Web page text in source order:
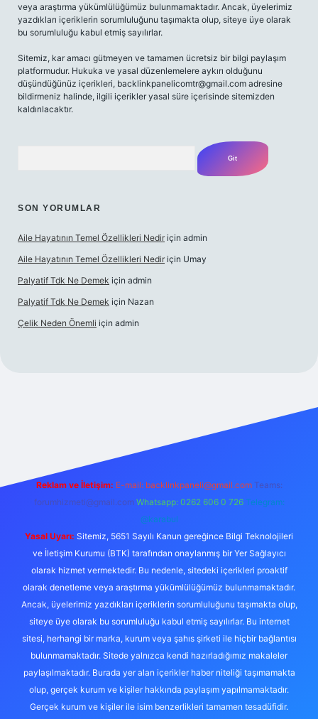
veya araştırma yükümlülüğümüz bulunmamaktadır. Ancak, üyelerimiz
yazdıkları içeriklerin sorumluluğunu taşımakta olup, siteye üye olarak
bu sorumluluğu kabul etmiş sayılırlar.
Sitemiz, kar amacı gütmeyen ve tamamen ücretsiz bir bilgi paylaşım
platformudur. Hukuka ve yasal düzenlemelere aykırı olduğunu
düşündüğünüz içerikleri, backlinkpanelicomtr@gmail.com adresine
bildirmeniz halinde, ilgili içerikler yasal süre içerisinde sitemizden
kaldırılacaktır.
SON YORUMLAR
Aile Hayatının Temel Özellikleri Nedir için admin
Aile Hayatının Temel Özellikleri Nedir için Umay
Palyatif Tdk Ne Demek için admin
Palyatif Tdk Ne Demek için Nazan
Çelik Neden Önemli için admin
Reklam ve İletişim: E-mail: backlinkpaneli@gmail.com Teams:
forumhizmeti@gmail.com Whatsapp: 0262 606 0 726 Telegram:
@karabul
Yasal Uyarı: Sitemiz, 5651 Sayılı Kanun gereğince Bilgi Teknolojileri
ve İletişim Kurumu (BTK) tarafından onaylanmış bir Yer Sağlayıcı
olarak hizmet vermektedir. Bu nedenle, sitedeki içerikleri proaktif
olarak denetleme veya araştırma yükümlülüğümüz bulunmamaktadır.
Ancak, üyelerimiz yazdıkları içeriklerin sorumluluğunu taşımakta olup,
siteye üye olarak bu sorumluluğu kabul etmiş sayılırlar. Bu internet
sitesi, herhangi bir marka, kurum veya şahıs şirketi ile hiçbir bağlantısı
bulunmamaktadır. Sitede yalnızca kendi hazırladığımız makaleler
paylaşılmaktadır. Burada yer alan içerikler haber niteliği taşımamakta
olup, gerçek kurum ve kişiler hakkında paylaşım yapılmamaktadır.
Gerçek kurum ve kişiler ile isim benzerlikleri tamamen tesadüfidir.